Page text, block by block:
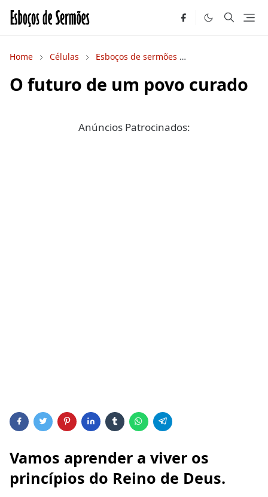
Home Células Esboços de sermões
O futuro de um povo curado
Anúncios Patrocinados:
Vamos aprender a viver os
princípios do Reino de Deus.